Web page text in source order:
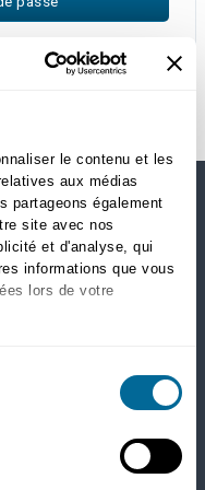
le contenu et les
aux médias
partageons également
site avec nos
et d'analyse, qui
informations que vous
lors de votre